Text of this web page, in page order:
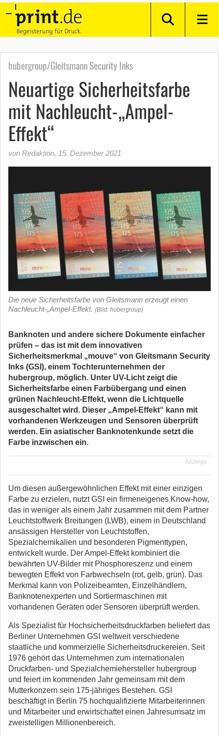
hubergroup/Gleitsmann Security Inks
Neuartige Sicherheitsfarbe
mit Nachleucht-„Ampel-
Effekt“
von Redaktion, 15. Dezember 2021
Die neue Sicherheitsfarbe von Gleitsmann erzeugt einen
Nachleucht-„Ampel-Effekt. (Bild: hubergroup)
Banknoten und andere sichere Dokumente einfacher
prüfen – das ist mit dem innovativen
Sicherheitsmerkmal „mouve“ von Gleitsmann Security
Inks (GSI), einem Tochterunternehmen der
hubergroup, möglich. Unter UV-Licht zeigt die
Sicherheitsfarbe einen Farbübergang und einen
grünen Nachleucht-Effekt, wenn die Lichtquelle
ausgeschaltet wird. Dieser „Ampel-Effekt“ kann mit
vorhandenen Werkzeugen und Sensoren überprüft
werden. Ein asiatischer Banknotenkunde setzt die
Farbe inzwischen ein.
Anzeige
Um diesen außergewöhnlichen Effekt mit einer einzigen
Farbe zu erzielen, nutzt GSI ein firmeneigenes Know-how,
das in weniger als einem Jahr zusammen mit dem Partner
Leuchtstoffwerk Breitungen (LWB), einem in Deutschland
ansässigen Hersteller von Leuchtstoffen,
Spezialchemikalien und besonderen Pigmenttypen,
entwickelt wurde. Der Ampel-Effekt kombiniert die
bewährten UV-Bilder mit Phosphoreszenz und einem
bewegten Effekt von Farbwechseln (rot, gelb, grün). Das
Merkmal kann von Polizeibeamten, Einzelhändlern,
Banknotenexperten und Sortiermaschinen mit
vorhandenen Geräten oder Sensoren überprüft werden.
Als Spezialist für Hochsicherheitsdruckfarben beliefert das
Berliner Unternehmen GSI weltweit verschiedene
staatliche und kommerzielle Sicherheitsdruckereien. Seit
1976 gehört das Unternehmen zum internationalen
Druckfarben- und Spezialchemiehersteller hubergroup
und feiert im kommenden Jahr gemeinsam mit dem
Mutterkonzern sein 175-jähriges Bestehen. GSI
beschäftigt in Berlin 75 hochqualifizierte Mitarbeiterinnen
und Mitarbeiter und erwirtschaftet einen Jahresumsatz im
zweistelligen Millionenbereich.